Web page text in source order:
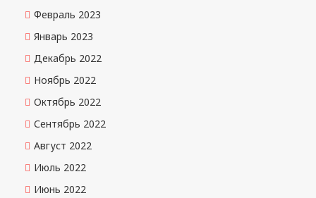
Февраль 2023
Январь 2023
Декабрь 2022
Ноябрь 2022
Октябрь 2022
Сентябрь 2022
Август 2022
Июль 2022
Июнь 2022